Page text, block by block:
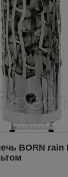
BORN rain